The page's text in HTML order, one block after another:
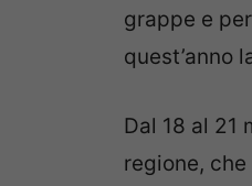
grappe e
quest’anno
Dal 18 al 21
regione,